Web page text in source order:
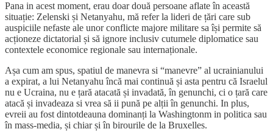
Pana in acest moment, erau doar două persoane aflate în această
situație: Zelenski și Netanyahu, mă refer la lideri de țări care sub
auspiciile nefaste ale unor conflicte majore militare sa își permite să
acționeze dictatorial și să ignore inclusiv cutumele diplomatice sau
contextele economice regionale sau internaționale.
Așa cum am spus, spatiul de manevra si “manevre” al ucrainianului
a expirat, a lui Netanyahu încă mai continuă și asta pentru că Israelul
nu e Ucraina, nu e țară atacată și invadată, în genunchi, ci o țară care
atacă și invadeaza si vrea să ii pună pe alții în genunchi. In plus,
evreii au fost dintotdeauna dominanți la Washingtonm in politica sau
în mass-media, și chiar și în birourile de la Bruxelles.